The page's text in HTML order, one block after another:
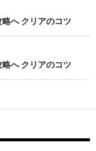
へ クリアのコツ
へ クリアのコツ